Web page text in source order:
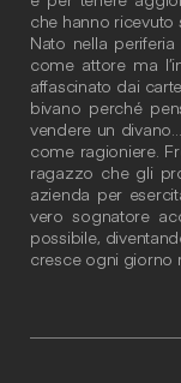
che hanno ricevuto
Nato nella
come attore ma
affascinato dai
bivano perché
vendere un
come ragioniere.
ragazzo che gli
azienda per
vero sognatore
possibile,
cresce ogni giorno